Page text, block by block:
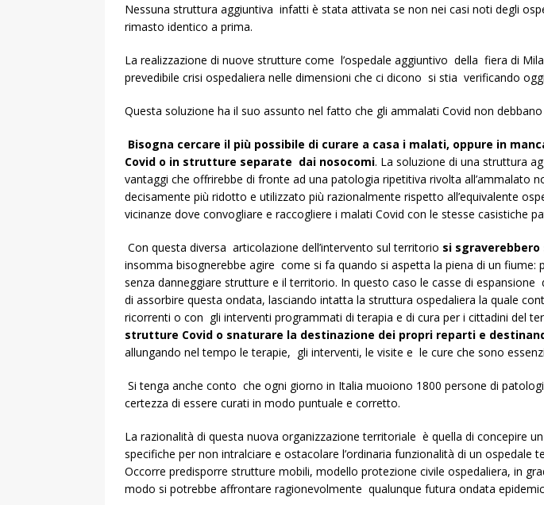
Nessuna struttura aggiuntiva infatti è stata attivata se non nei casi noti degli
rimasto identico a prima.
La realizzazione di nuove strutture come l’ospedale aggiuntivo della fiera di
prevedibile crisi ospedaliera nelle dimensioni che ci dicono si stia verificando
Questa soluzione ha il suo assunto nel fatto che gli ammalati Covid non
Bisogna cercare il più possibile di curare a casa i malati, oppure in
Covid o in strutture separate dai nosocomi. La soluzione di una struttura
vantaggi che offrirebbe di fronte ad una patologia ripetitiva rivolta all’ammalato
decisamente più ridotto e utilizzato più razionalmente rispetto all’equivalente
vicinanze dove convogliare e raccogliere i malati Covid con le stesse casistiche
Con questa diversa articolazione dell’intervento sul territorio si
insomma bisognerebbe agire come si fa quando si aspetta la piena di un
senza danneggiare strutture e il territorio. In questo caso le casse di
di assorbire questa ondata, lasciando intatta la struttura ospedaliera la quale
ricorrenti o con gli interventi programmati di terapia e di cura per i cittadini del
strutture Covid o snaturare la destinazione dei propri reparti e
allungando nel tempo le terapie, gli interventi, le visite e le cure che sono
Si tenga anche conto che ogni giorno in Italia muoiono 1800 persone di
certezza di essere curati in modo puntuale e corretto.
La razionalità di questa nuova organizzazione territoriale è quella di concepire
specifiche per non intralciare e ostacolare l’ordinaria funzionalità di un
Occorre predisporre strutture mobili, modello protezione civile ospedaliera, in
modo si potrebbe affrontare ragionevolmente qualunque futura ondata